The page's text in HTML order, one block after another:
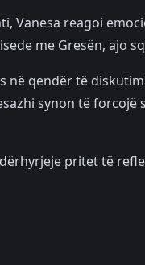
Vanesa reagoi
me Gresën, ajo
në qendër të
synon të
pritet të